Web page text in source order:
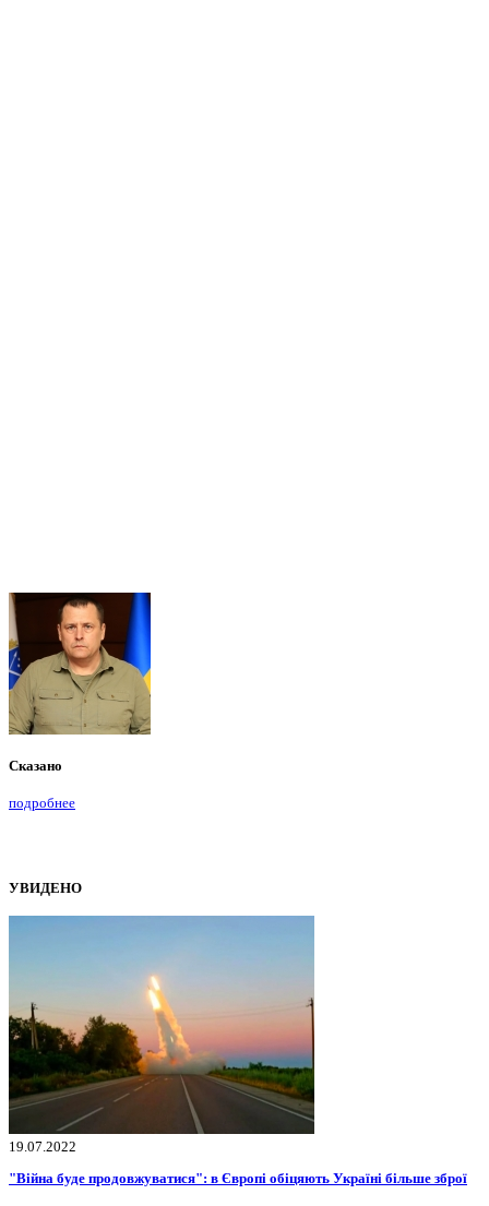
Сказано
подробнее
УВИДЕНО
19.07.2022
"Війна буде продовжуватися": в Європі обіцяють Україні більше зброї